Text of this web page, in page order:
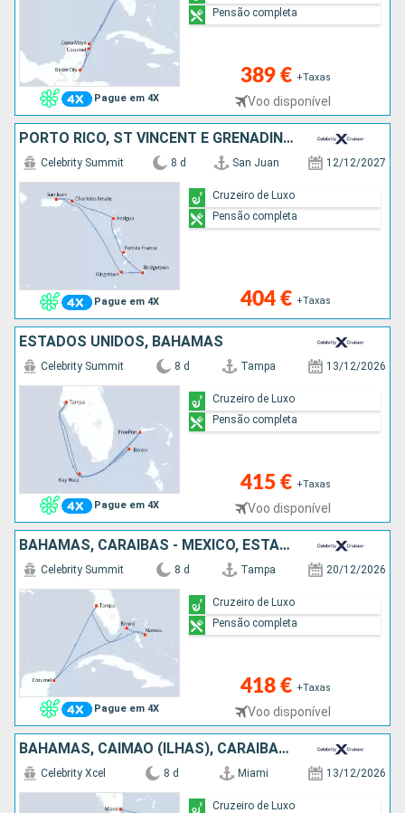
Pague em 4X
389 € +Taxas
Voo disponível
Pensão completa
PORTO RICO, ST VINCENT E GRENADINES, BARBADOS, MARTINICA, ANTÍGUA E BARBUDA, ESTADOS UNIDOS
Pague em 4X
Celebrity Summit 8 d San Juan 12/12/2027
404 € +Taxas
Cruzeiro de Luxo
Pensão completa
ESTADOS UNIDOS, BAHAMAS
Pague em 4X
Celebrity Summit 8 d Tampa 13/12/2026
415 € +Taxas
Voo disponível
Cruzeiro de Luxo
Pensão completa
BAHAMAS, CARAIBAS - MEXICO, ESTADOS UNIDOS
Pague em 4X
Celebrity Summit 8 d Tampa 20/12/2026
418 € +Taxas
Voo disponível
Cruzeiro de Luxo
Pensão completa
BAHAMAS, CAIMÃO (ILHAS), CARAIBAS - MEXICO, ESTADOS UNIDOS
Celebrity Xcel 8 d Miami 13/12/2026
Cruzeiro de Luxo